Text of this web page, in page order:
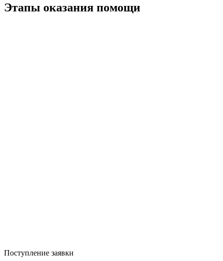
Этапы оказания помощи
Поступление заявки